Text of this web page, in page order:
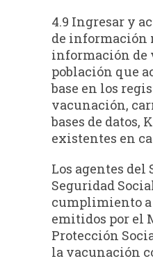
4.9 Ingresar y
de información
información de
población que
base en los
vacunación,
bases de datos,
existentes en
Los agentes del
Seguridad
cumplimiento
emitidos por el
Protección
la vacunación